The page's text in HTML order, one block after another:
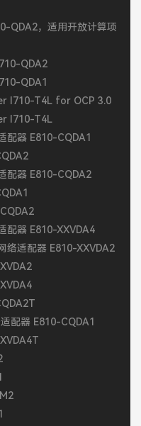
QDA2，适用开放计算项
QDA2
QDA1
I710-T4L for OCP 3.0
I710-T4L
配器 E810-CQDA1
配器 E810-CQDA2
配器 E810-XXVDA4
络适配器 E810-XXVDA2
配器 E810-CQDA1